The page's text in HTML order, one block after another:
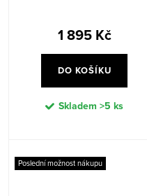
1 895 Kč
DO KOŠÍKU
Skladem >5 ks
Poslední možnost nákupu